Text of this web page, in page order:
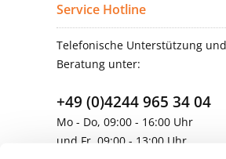
Service Hotline
Telefonische Unterstützung und
Beratung unter:
+49 (0)4244 965 34 04
Mo - Do, 09:00 - 16:00 Uhr
und Fr, 09:00 - 13:00 Uhr